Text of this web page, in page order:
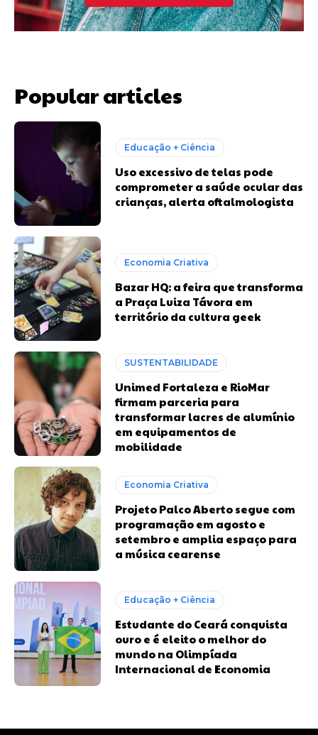
Popular articles
Educação + Ciência
Uso excessivo de telas pode
comprometer a saúde ocular das
crianças, alerta oftalmologista
Economia Criativa
Bazar HQ: a feira que transforma
a Praça Luiza Távora em
território da cultura geek
SUSTENTABILIDADE
Unimed Fortaleza e RioMar
firmam parceria para
transformar lacres de alumínio
em equipamentos de
mobilidade
Economia Criativa
Projeto Palco Aberto segue com
programação em agosto e
setembro e amplia espaço para
a música cearense
Educação + Ciência
Estudante do Ceará conquista
ouro e é eleito o melhor do
mundo na Olimpíada
Internacional de Economia